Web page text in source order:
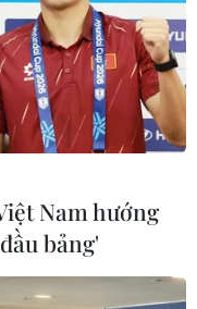
Nam hướng
bảng'